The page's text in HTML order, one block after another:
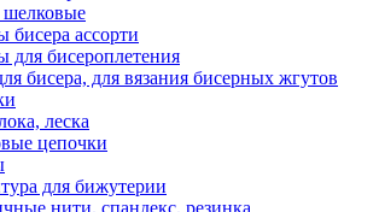
бисера ассорти
для бисероплетения
бисера, для вязания бисерных жгутов
леска
цепочки
для бижутерии
нити, спандекс, резинка